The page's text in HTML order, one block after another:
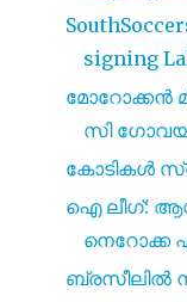
signing
മോറോക്കൻ
സി
കോടികൾ
ഐ ലീഗ്:
നെറോക്ക
ബ്രസീലിൽ